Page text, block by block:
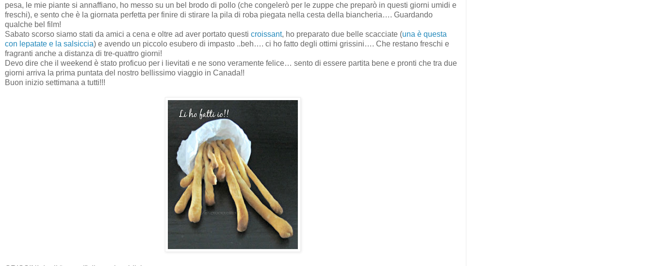
pesa, le mie piante si annaffiano, ho messo su un bel brodo di pollo (che congelerò per le zuppe che preparò in questi giorni umidi e
freschi), e sento che è la giornata perfetta per finire di stirare la pila di roba piegata nella cesta della biancheria…. Guardando
qualche bel film!
Sabato scorso siamo stati da amici a cena e oltre ad aver portato questi croissant, ho preparato due belle scacciate (una è questa
con lepatate e la salsiccia) e avendo un piccolo esubero di impasto ..beh…. ci ho fatto degli ottimi grissini…. Che restano freschi e
fragranti anche a distanza di tre-quattro giorni!
Devo dire che il weekend è stato proficuo per i lievitati e ne sono veramente felice… sento di essere partita bene e pronti che tra due
giorni arriva la prima puntata del nostro bellissimo viaggio in Canada!!
Buon inizio settimana a tutti!!!